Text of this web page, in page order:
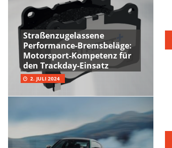
Straßenzugelassene
Performance-Bremsbeläge:
Motorsport-Kompetenz für
den Trackday-Einsatz
2. JULI 2024